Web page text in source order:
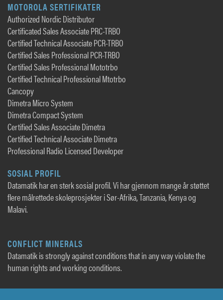
MOTOROLA SERTIFIKATER
Authorized Nordic Distributor
Certificated Sales Associate PRC-TRBO
Certified Technical Associate PCR-TRBO
Certified Sales Professional PCR-TRBO
Certified Sales Professional Mototrbo
Certified Technical Professional Mtotrbo
Cancopy
Dimetra Micro System
Dimetra Compact System
Certified Sales Associate Dimetra
Certified Technical Associate Dimetra
Professional Radio Licensed Developer
SOSIAL PROFIL
Datamatik har en sterk sosial profil. Vi har gjennom mange år støttet
flere målrettede skoleprosjekter i Sør-Afrika, Tanzania, Kenya og
Malavi.
CONFLICT MINERALS
Datamatik is strongly against conditions that in any way violate the
human rights and working conditions.